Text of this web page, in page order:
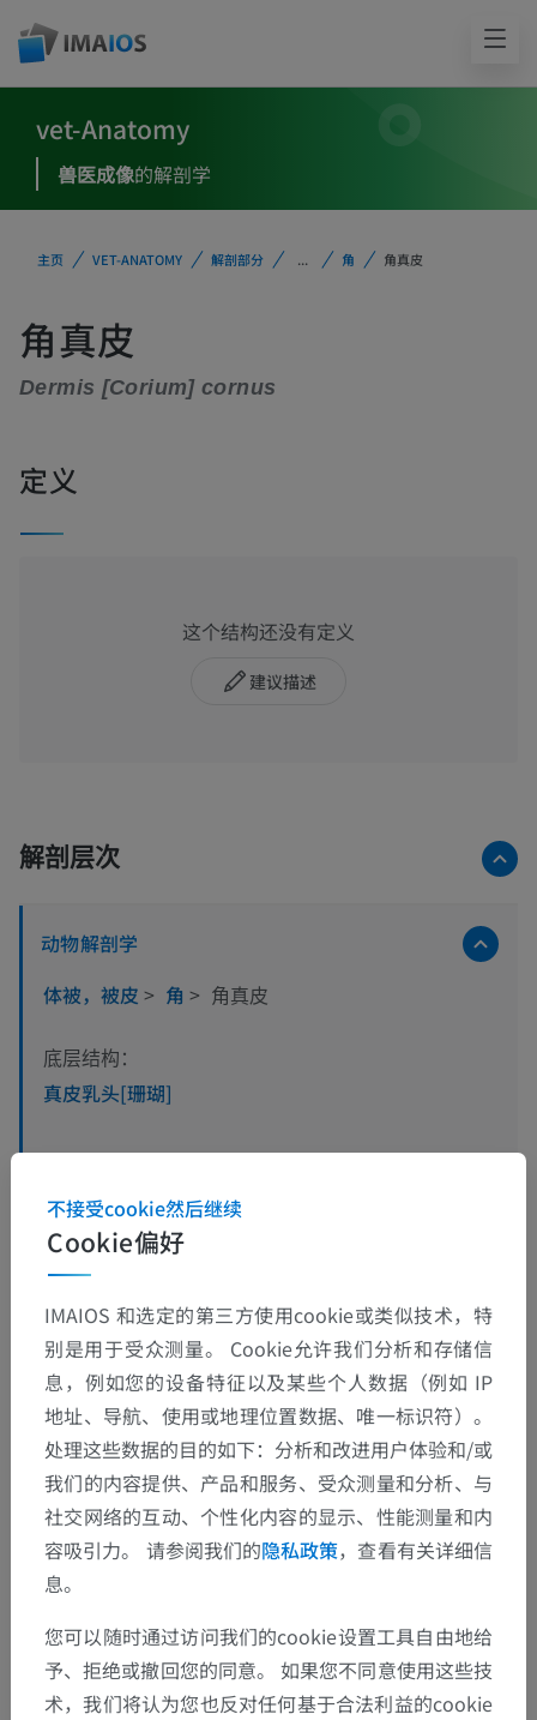
vet-Anatomy
兽医成像的解剖学
主页 VET-ANATOMY 解剖部分 ... 角 角真皮
角真皮
Dermis [Corium] cornus
定义
这个结构还没有定义
建议描述
解剖层次
动物解剖学
体被，被皮 > 角 > 角真皮
底层结构：
真皮乳头[珊瑚]
翻译
发现错误？
欢迎提出更正、翻译或内容改进的建议。
检举错误
下载APP
Cookie偏好
不接受cookie然后继续
IMAIOS 和选定的第三方使用cookie或类似技术，特
别是用于受众测量。 Cookie允许我们分析和存储信
息，例如您的设备特征以及某些个人数据（例如 IP
地址、导航、使用或地理位置数据、唯一标识符）。
处理这些数据的目的如下：分析和改进用户体验和/或
我们的内容提供、产品和服务、受众测量和分析、与
社交网络的互动、个性化内容的显示、性能测量和内
容吸引力。 请参阅我们的隐私政策，查看有关详细信
息。
您可以随时通过访问我们的cookie设置工具自由地给
予、拒绝或撤回您的同意。 如果您不同意使用这些技
术，我们将认为您也反对任何基于合法利益的cookie